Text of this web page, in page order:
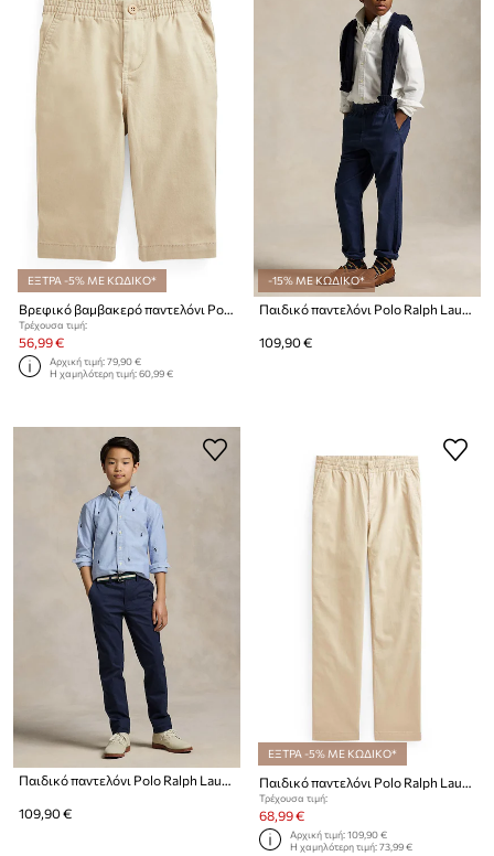
ΕΞΤΡΑ -5% ΜΕ ΚΩΔΙΚΟ*
Τρέχουσα τιμή:
56,99 €
Αρχική τιμή:79,90 €
Η χαμηλότερη τιμή:60,99 €
-15% ΜΕ ΚΩΔΙΚΟ*
109,90 €
Παιδικό παντελόνι Polo Ralph Lauren
109,90 €
ΕΞΤΡΑ -5% ΜΕ ΚΩΔΙΚΟ*
Τρέχουσα τιμή:
68,99 €
Αρχική τιμή:109,90 €
Η χαμηλότερη τιμή:73,99 €